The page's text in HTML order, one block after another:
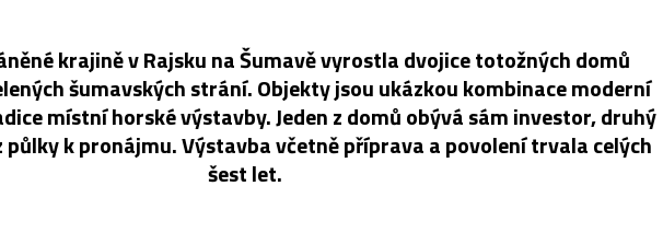
krajině v Rajsku na Šumavě vyrostla dvojice totožných domů
šumavských strání. Objekty jsou ukázkou kombinace moderní
místní horské výstavby. Jeden z domů obývá sám investor, druhý
půlky k pronájmu. Výstavba včetně příprava a povolení trvala celých
šest let.